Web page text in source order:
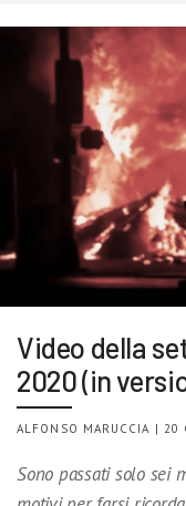
Video della
2020 (in
ALFONSO MARUCCIA | 20
Sono passati solo sei